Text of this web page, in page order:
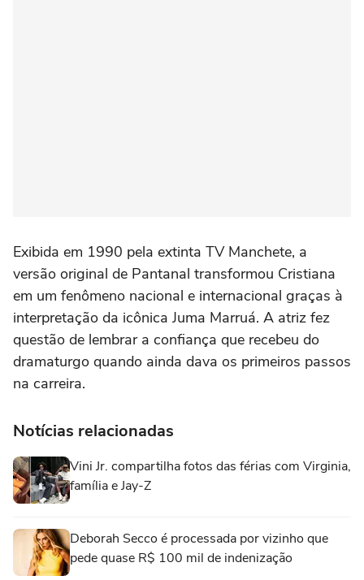
Exibida em 1990 pela extinta TV Manchete, a
versão original de Pantanal transformou Cristiana
em um fenômeno nacional e internacional graças à
interpretação da icônica Juma Marruá. A atriz fez
questão de lembrar a confiança que recebeu do
dramaturgo quando ainda dava os primeiros passos
na carreira.
Notícias relacionadas
Vini Jr. compartilha fotos das férias com Virginia,
família e Jay-Z
Deborah Secco é processada por vizinho que
pede quase R$ 100 mil de indenização